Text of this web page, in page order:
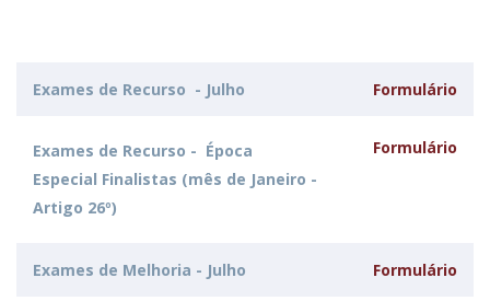
Exames de Recurso - Julho Formulário
Exames de Recurso - Época
Especial Finalistas (mês de Janeiro -
Artigo 26º)
Formulário
Exames de Melhoria - Julho Formulário